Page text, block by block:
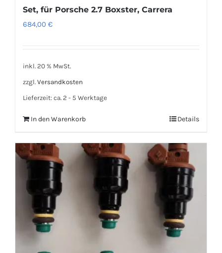
Set, für Porsche 2.7 Boxster, Carrera
684,00 €
inkl. 20 % MwSt.
zzgl. Versandkosten
Lieferzeit: ca. 2 - 5 Werktage
In den Warenkorb Details